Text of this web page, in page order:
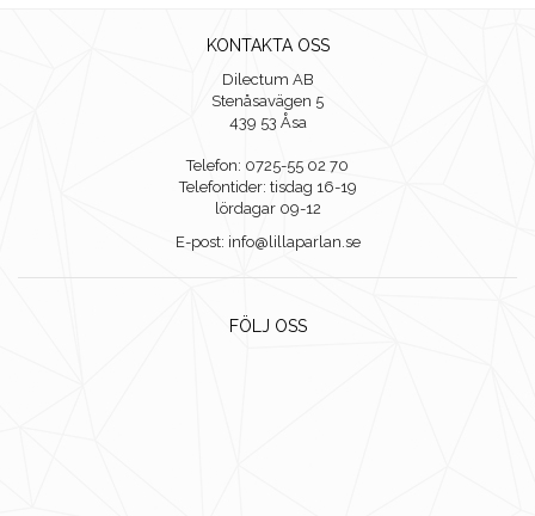
KONTAKTA OSS
Dilectum AB
Stenåsavägen 5
439 53 Åsa
Telefon: 0725-55 02 70
Telefontider: tisdag 16-19
lördagar 09-12
E-post: info@lillaparlan.se
FÖLJ OSS